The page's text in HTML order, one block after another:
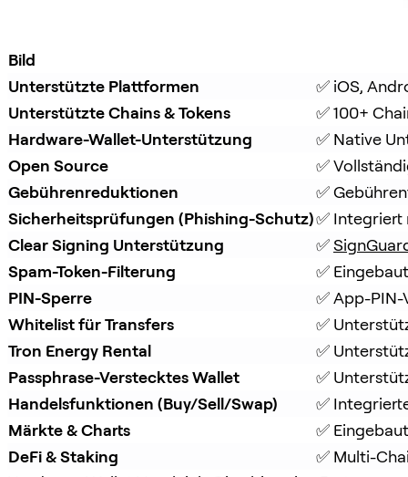
Bild
Unterstützte Plattformen
✅ iOS,
Unterstützte Chains & Tokens
✅ 100+
Hardware-Wallet-Unterstützung
✅ Native
Open Source
✅
Gebührenreduktionen
✅
Sicherheitsprüfungen (Phishing-Schutz)✅
Clear Signing Unterstützung
✅
Spam-Token-Filterung
✅
PIN-Sperre
✅ App-
Whitelist für Transfers
✅
Tron Energy Rental
✅
Passphrase-Verstecktes Wallet
✅
Handelsfunktionen (Buy/Sell/Swap)
✅
Märkte & Charts
✅
DeFi & Staking
✅ Multi-